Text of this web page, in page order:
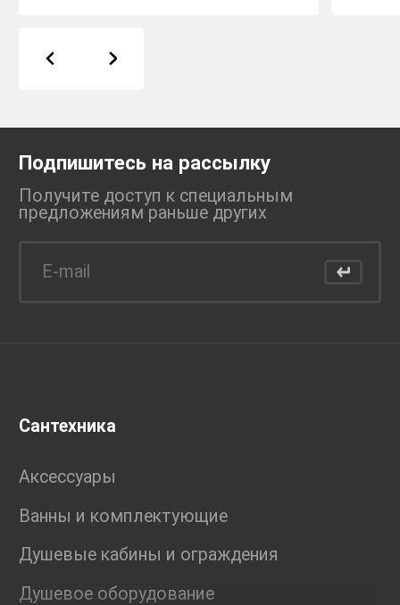
Подпишитесь на рассылку
Получите доступ к специальным
предложениям раньше других
Сантехника
Аксессуары
Ванны и комплектующие
Душевые кабины и ограждения
Душевое оборудование